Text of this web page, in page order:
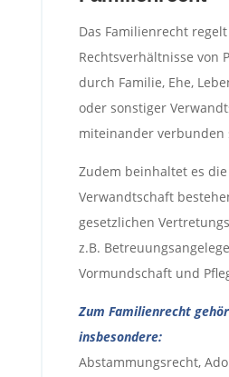
Das Familienrecht
Rechtsverhältnisse von
durch Familie, Ehe,
oder sonstiger
miteinander verbunden
Zudem beinhaltet es
Verwandtschaft
gesetzlichen
z.B.
Vormundschaft und
Zum Familienrecht
insbesondere:
Abstammungsrecht,